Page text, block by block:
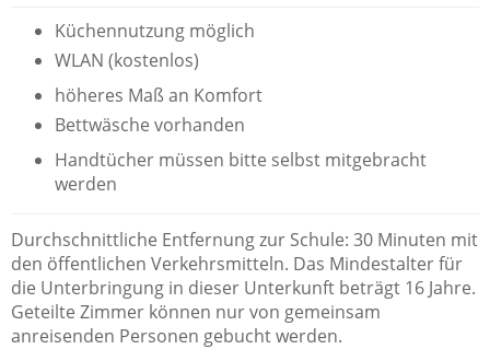
Küchennutzung möglich
WLAN (kostenlos)
höheres Maß an Komfort
Bettwäsche vorhanden
Handtücher müssen bitte selbst mitgebracht
werden
Durchschnittliche Entfernung zur Schule: 30 Minuten mit
den öffentlichen Verkehrsmitteln. Das Mindestalter für
die Unterbringung in dieser Unterkunft beträgt 16 Jahre.
Geteilte Zimmer können nur von gemeinsam
anreisenden Personen gebucht werden.